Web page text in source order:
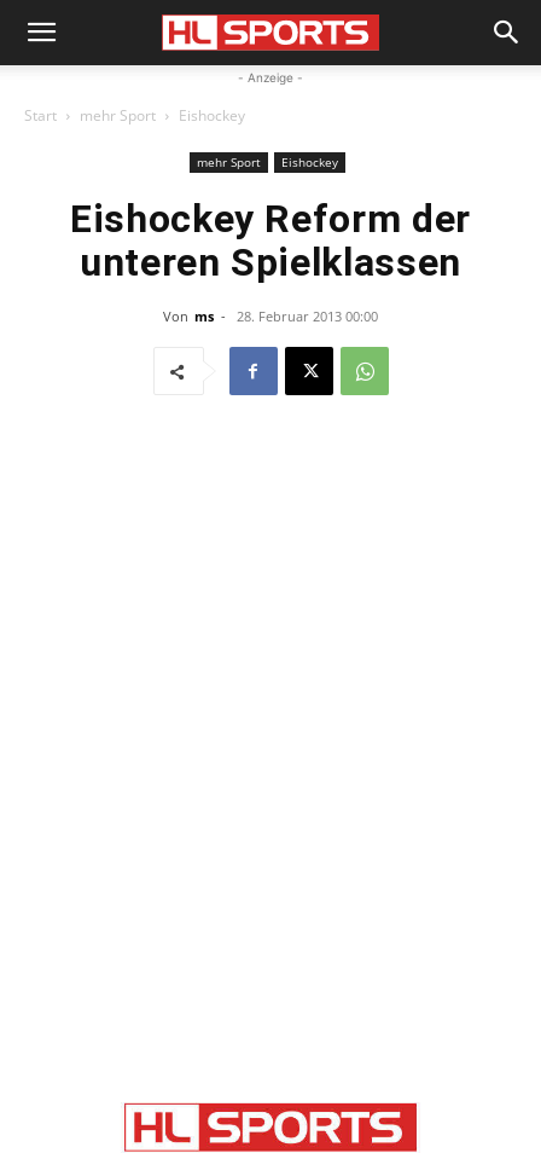
- Anzeige -
Start mehr Sport Eishockey
mehr Sport Eishockey
Eishockey Reform der
unteren Spielklassen
Von ms - 28. Februar 2013 00:00